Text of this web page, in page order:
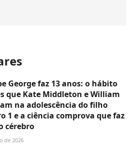
George faz 13 anos: o hábito
que Kate Middleton e William
na adolescência do filho
1 e a ciência comprova que faz
cérebro
de 2026